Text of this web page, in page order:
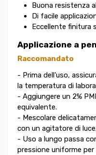
Buona resistenza
Di facile
Eccellente finitura
Applicazione a
Raccomandato
- Prima dell'uso,
la temperatura di
- Aggiungere un 2%
equivalente.
- Mescolare
con un agitatore di
- Uso a lungo passa
pressione uniforme